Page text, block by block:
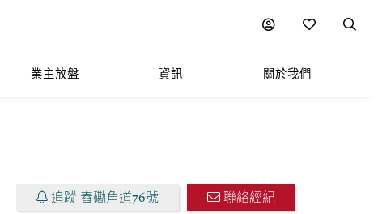
業主放盤 資訊 關於我們
附近熱門項目
追蹤 舂磡角道76號 聯絡經紀